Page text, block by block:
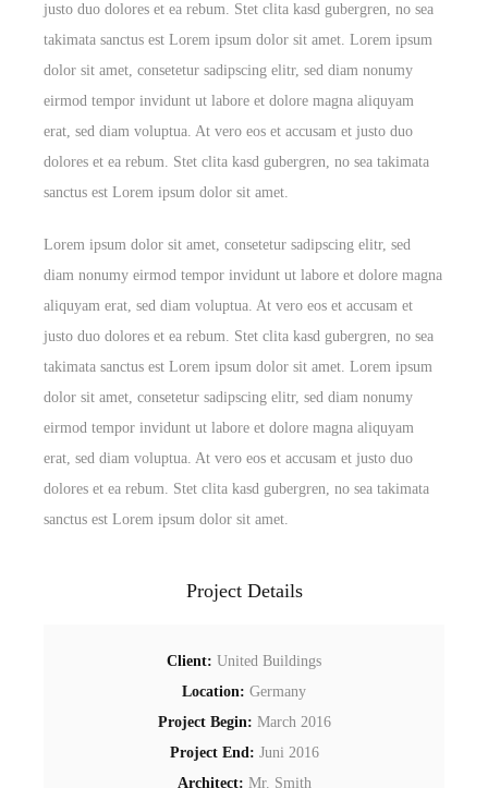
justo duo dolores et ea rebum. Stet clita kasd gubergren, no sea
takimata sanctus est Lorem ipsum dolor sit amet. Lorem ipsum
dolor sit amet, consetetur sadipscing elitr, sed diam nonumy
eirmod tempor invidunt ut labore et dolore magna aliquyam
erat, sed diam voluptua. At vero eos et accusam et justo duo
dolores et ea rebum. Stet clita kasd gubergren, no sea takimata
sanctus est Lorem ipsum dolor sit amet.
Lorem ipsum dolor sit amet, consetetur sadipscing elitr, sed
diam nonumy eirmod tempor invidunt ut labore et dolore magna
aliquyam erat, sed diam voluptua. At vero eos et accusam et
justo duo dolores et ea rebum. Stet clita kasd gubergren, no sea
takimata sanctus est Lorem ipsum dolor sit amet. Lorem ipsum
dolor sit amet, consetetur sadipscing elitr, sed diam nonumy
eirmod tempor invidunt ut labore et dolore magna aliquyam
erat, sed diam voluptua. At vero eos et accusam et justo duo
dolores et ea rebum. Stet clita kasd gubergren, no sea takimata
sanctus est Lorem ipsum dolor sit amet.
Project Details
Client: United Buildings
Location: Germany
Project Begin: March 2016
Project End: Juni 2016
Architect: Mr. Smith